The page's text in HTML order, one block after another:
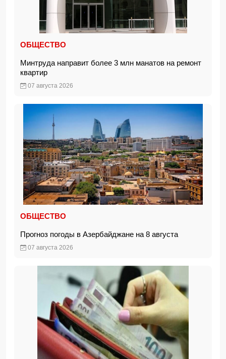
ОБЩЕСТВО
Минтруда направит более 3 млн манатов на ремонт
квартир
07 августа 2026
ОБЩЕСТВО
Прогноз погоды в Азербайджане на 8 августа
07 августа 2026